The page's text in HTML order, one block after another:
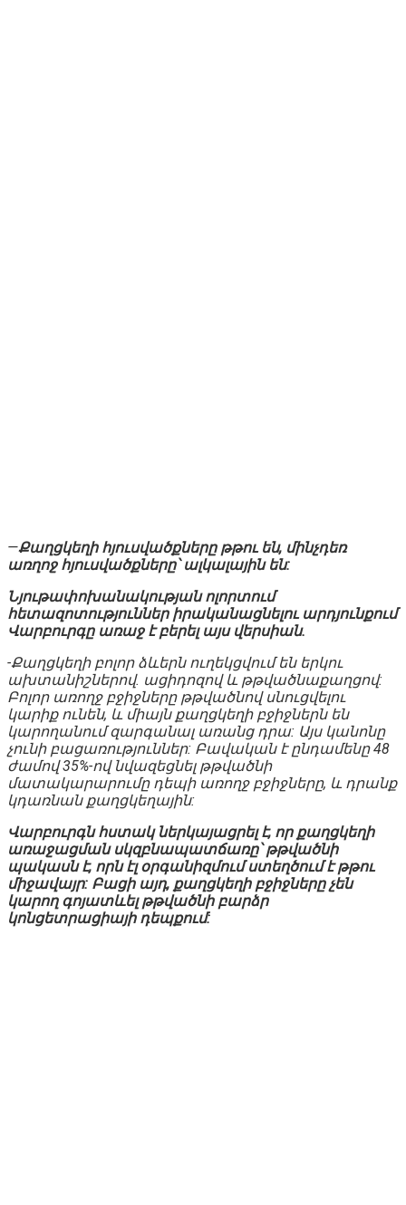
—Քաղցկեղի հյուսվածքները թթու են, մինչդեռ
առղոջ հյուսվածքները՝ ալկալային են:
Նյութափոխանակության ոլորտում
հետազոտություններ իրականացնելու արդյունքում
Վարբուրգը առաջ է բերել այս վերսիան.
-Քաղցկեղի բոլոր ձևերն ուղեկցվում են երկու
ախտանիշներով. ացիդոզով և թթվածնաքաղցով:
Բոլոր առողջ բջիջները թթվածնով սնուցվելու
կարիք ունեն, և միայն քաղցկեղի բջիջներն են
կարողանում զարգանալ առանց դրա: Այս կանոնը
չունի բացառություններ: Բավական է ընդամենը 48
ժամով35%-ով նվազեցնել թթվածնի
մատակարարումը դեպի առողջ բջիջները, և դրանք
կդառնան քաղցկեղային:
Վարբուրգն հստակ ներկայացրել է, որ քաղցկեղի
առաջացման սկզբնապատճառը՝ թթվածնի
պակասն է, որն էլ օրգանիզմում ստեղծում է թթու
միջավայր: Բացի այդ, քաղցկեղի բջիջները չեն
կարող գոյատևել թթվածնի բարձր
կոնցետրացիայի դեպքում: